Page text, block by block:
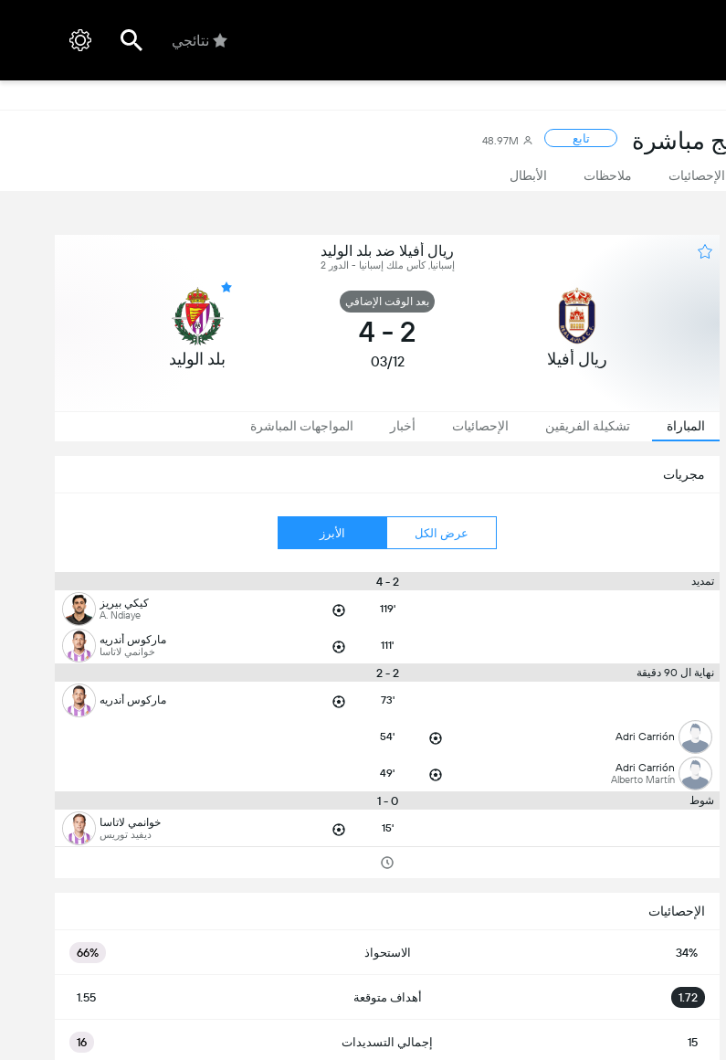
نتائجي
مباشرة تابع 48.97M
الإحصائيات ملاحظات الأبطال
ريال أفيلا ضد بلد الوليد
إسبانيا, كأس ملك إسبانيا - الدور 2
ريال أفيلا
بعد الوقت الإضافي
2
-
4
03/12 بلد الوليد
المباراة تشكيلة الفريقين الإحصائيات أخبار المواجهات المباشرة
مجريات
عرض الكل الأبرز
تمديد 2 - 4
119' كيكي بيريز
A. Ndiaye
111' ماركوس أندريه
خوانمي لاتاسا
نهاية ال 90 دقيقة 2 - 2
73' ماركوس أندريه
Adri Carrión
54'
Adri Carrión
Alberto Martín
49'
شوط 0 - 1
15' خوانمي لاتاسا
ديفيد توريس
الإحصائيات
34% الاستحواذ 66%
1.72 أهداف متوقعة 1.55
15 إجمالي التسديدات 16